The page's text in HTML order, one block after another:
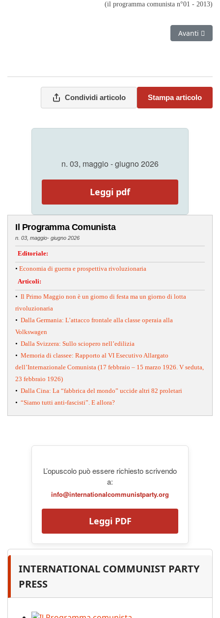
(il programma comunista n°01 - 2013)
Articolo
Avanti
Condividi articolo Stampa articolo
n. 03, maggio - giugno 2026
Leggi pdf
Il Programma Comunista
n. 03, maggio- giugno 2026
Editoriale:
• Economia di guerra e prospettiva rivoluzionaria
Articoli:
• Il Primo Maggio non è un giorno di festa ma un giorno di lotta
rivoluzionaria
• Dalla Germania: L’attacco frontale alla classe operaia alla
Volkswagen
• Dalla Svizzera: Sullo sciopero nell’edilizia
• Memoria di classee: Rapporto al VI Esecutivo Allargato
dell’Internazionale Comunista (17 febbraio – 15 marzo 1926. V seduta,
23 febbraio 1926)
• Dalla Cina: La “fabbrica del mondo” uccide altri 82 proletari
• “Siamo tutti anti-fascisti”. E allora?
L’opuscolo può essere richiesto scrivendo
a:
info@internationalcommunistparty.org
Leggi PDF
INTERNATIONAL COMMUNIST PARTY
PRESS